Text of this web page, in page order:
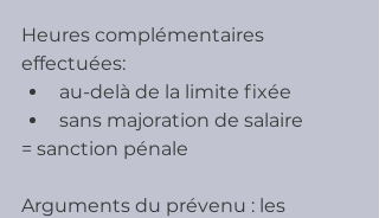
Heures complémentaires
effectuées:
au-delà de la limite fixée
sans majoration de salaire
= sanction pénale
Arguments du prévenu : les